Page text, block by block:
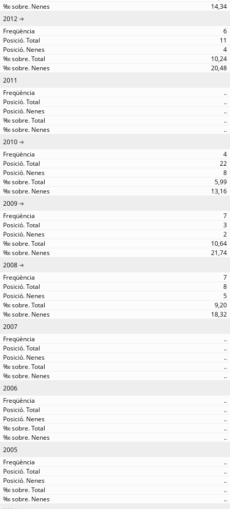
14,34
2012
6
11
4
10,24
20,48
2011
..
..
..
..
..
2010
4
22
8
5,99
13,16
2009
7
3
2
10,64
21,74
2008
7
8
5
9,20
18,32
2007
..
..
..
..
..
2006
..
..
..
..
..
2005
..
..
..
..
..